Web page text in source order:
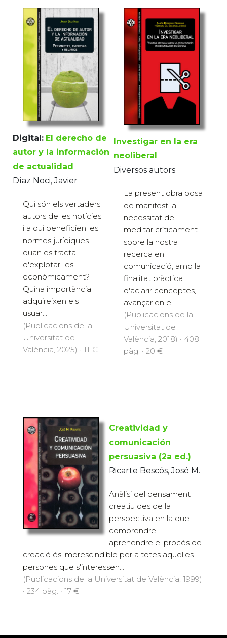
Digital: El derecho de
autor y la información
de actualidad
Díaz Noci, Javier
Qui són els vertaders
autors de les notícies
i a qui beneficien les
normes jurídiques
quan es tracta
d'explotar-les
econòmicament?
Quina importància
adquireixen els
usuar...
(Publicacions de la
Universitat de
València, 2025) · 11 €
Investigar en la era
neoliberal
Diversos autors
La present obra posa
de manifest la
necessitat de
meditar críticament
sobre la nostra
recerca en
comunicació, amb la
finalitat pràctica
d'aclarir conceptes,
avançar en el ...
(Publicacions de la
Universitat de
València, 2018) · 408
pàg. · 20 €
Creatividad y
comunicación
persuasiva (2a ed.)
Ricarte Bescós, José M.
Anàlisi del pensament
creatiu des de la
perspectiva en la que
comprendre i
aprehendre el procés de
creació és imprescindible per a totes aquelles
persones que s'interessen...
(Publicacions de la Universitat de València, 1999)
· 234 pàg. · 17 €